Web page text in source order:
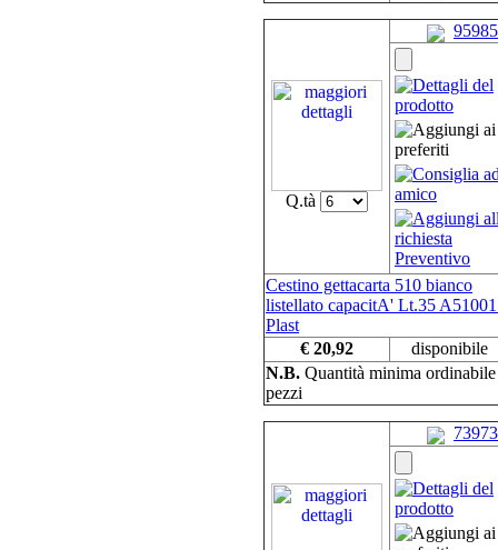
Q.tà
95985
Cestino gettacarta 510 bianco
listellato capacitA' Lt.35
Plast
€ 20,92
disponibile
N.B. Quantità minima
pezzi
73973